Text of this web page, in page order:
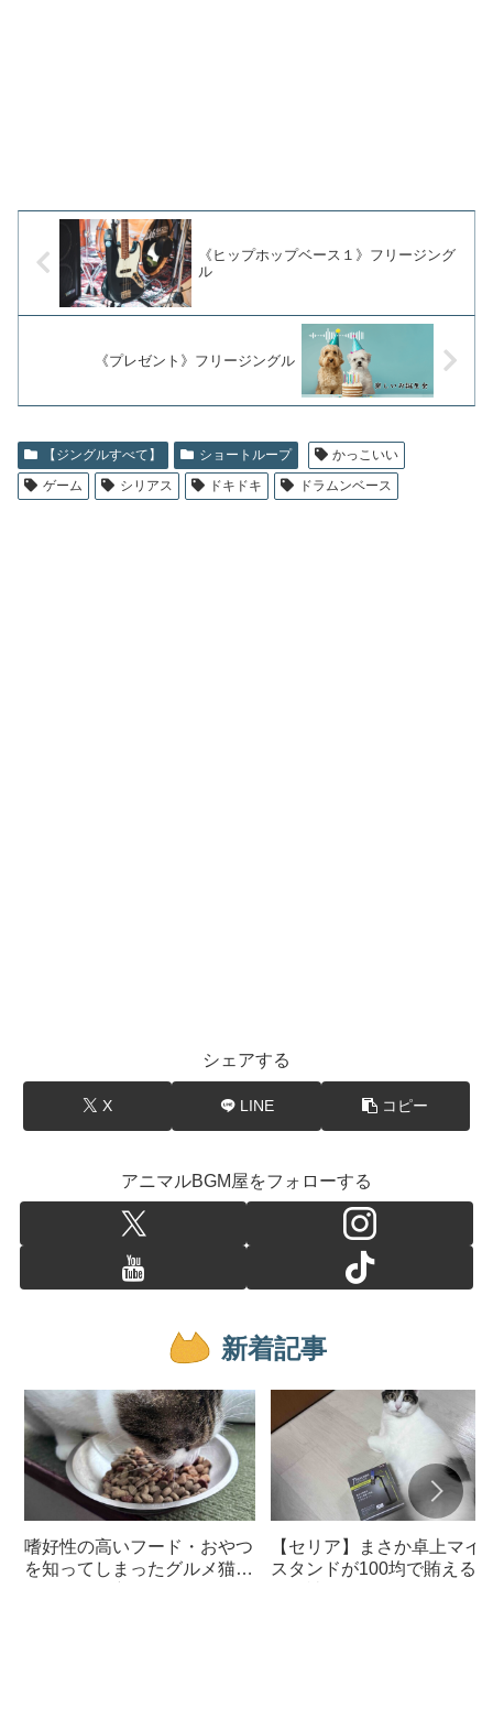
《ヒップホップベース１》フリージング
ル
《プレゼント》フリージングル
【ジングルすべて】 ショートループ
かっこいい
ゲーム
シリアス ドキドキ ドラムンベース
シェアする
X LINE コピー
アニマルBGM屋をフォローする
新着記事
嗜好性の高いフード・おやつ
を知ってしまったグルメ猫の
【セリア】まさか卓上マイ
スタンドが100均で賄えるな